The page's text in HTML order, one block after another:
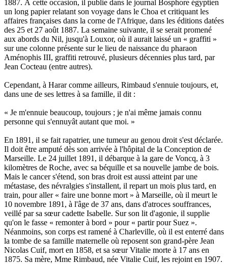
1887. À cette occasion, il publie dans le journal Bosphore égyptien
un long papier relatant son voyage dans le Choa et critiquant les
affaires françaises dans la corne de l'Afrique, dans les éditions datées
des 25 et 27 août 1887. La semaine suivante, il se serait promené
aux abords du Nil, jusqu'à Louxor, où il aurait laissé un « graffiti »
sur une colonne présente sur le lieu de naissance du pharaon
Aménophis III, graffiti retrouvé, plusieurs décennies plus tard, par
Jean Cocteau (entre autres).
Cependant, à Harar comme ailleurs, Rimbaud s'ennuie toujours, et,
dans une de ses lettres à sa famille, il dit :
« Je m'ennuie beaucoup, toujours ; je n'ai même jamais connu
personne qui s'ennuyât autant que moi. »
En 1891, il se fait rapatrier, une tumeur au genou droit s'est déclarée.
Il doit être amputé dès son arrivée à l'hôpital de la Conception de
Marseille. Le 24 juillet 1891, il débarque à la gare de Voncq, à 3
kilomètres de Roche, avec sa béquille et sa nouvelle jambe de bois.
Mais le cancer s'étend, son bras droit est aussi atteint par une
métastase, des névralgies s'installent, il repart un mois plus tard, en
train, pour aller « faire une bonne mort » à Marseille, où il meurt le
10 novembre 1891, à l'âge de 37 ans, dans d'atroces souffrances,
veillé par sa sœur cadette Isabelle. Sur son lit d'agonie, il supplie
qu'on le fasse « remonter à bord » pour « partir pour Suez ».
Néanmoins, son corps est ramené à Charleville, où il est enterré dans
la tombe de sa famille maternelle où reposent son grand-père Jean
Nicolas Cuif, mort en 1858, et sa sœur Vitalie morte à 17 ans en
1875. Sa mère, Mme Rimbaud, née Vitalie Cuif, les rejoint en 1907.